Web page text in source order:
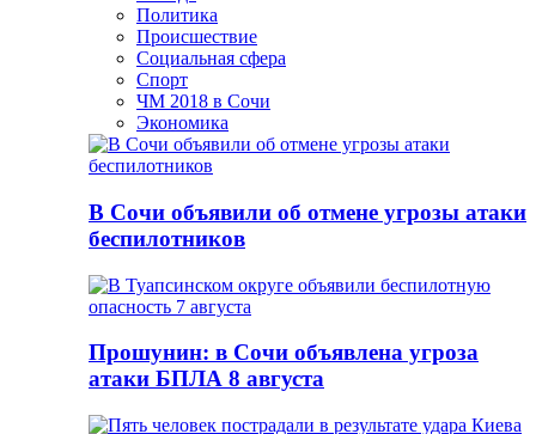
Политика
Происшествие
Социальная сфера
Спорт
ЧМ 2018 в Сочи
Экономика
В Сочи объявили об отмене угрозы атаки
беспилотников
Прошунин: в Сочи объявлена угроза
атаки БПЛА 8 августа